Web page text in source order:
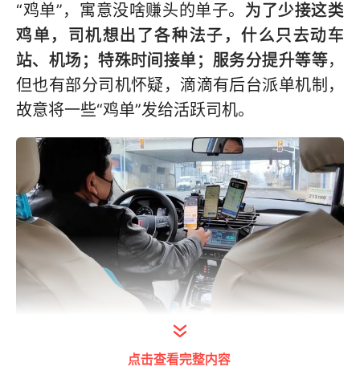
“鸡单”，寓意没啥赚头的单子。 为了少接这类
鸡单，司机想出了各种法子，什么只去动车
站、机场；特殊时间接单；服务分提升等等，
但也有部分司机怀疑，滴滴有后台派单机制，
故意将一些“鸡单”发给活跃司机。
打开今日头条查看图片详情
点击查看完整内容